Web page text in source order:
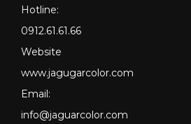
Hotline:
0912.61.61.66
Website
www.jagugarcolor.com
Email:
info@jaguarcolor.com